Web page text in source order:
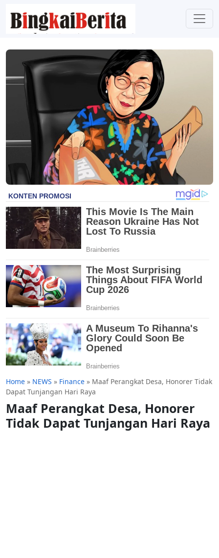
Home » NEWS » Finance » Maaf Perangkat Desa, Honorer Tidak
Dapat Tunjangan Hari Raya
Maaf Perangkat Desa, Honorer
Tidak Dapat Tunjangan Hari Raya